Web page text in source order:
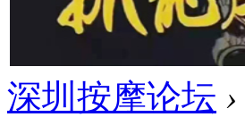
深圳按摩论坛 ›